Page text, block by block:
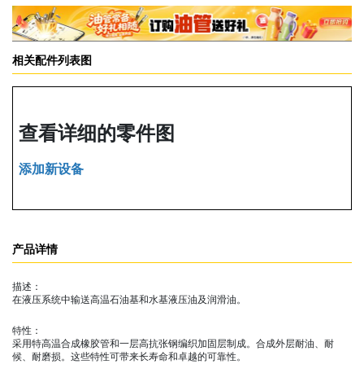
相关配件列表图
查看详细的零件图
添加新设备
产品详情
描述：
在液压系统中输送高温石油基和水基液压油及润滑油。
特性：
采用特高温合成橡胶管和一层高抗张钢编织加固层制成。合成外层耐油、耐
候、耐磨损。这些特性可带来长寿命和卓越的可靠性。